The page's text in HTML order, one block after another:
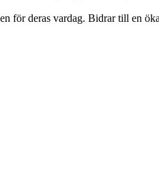
för deras vardag. Bidrar till en